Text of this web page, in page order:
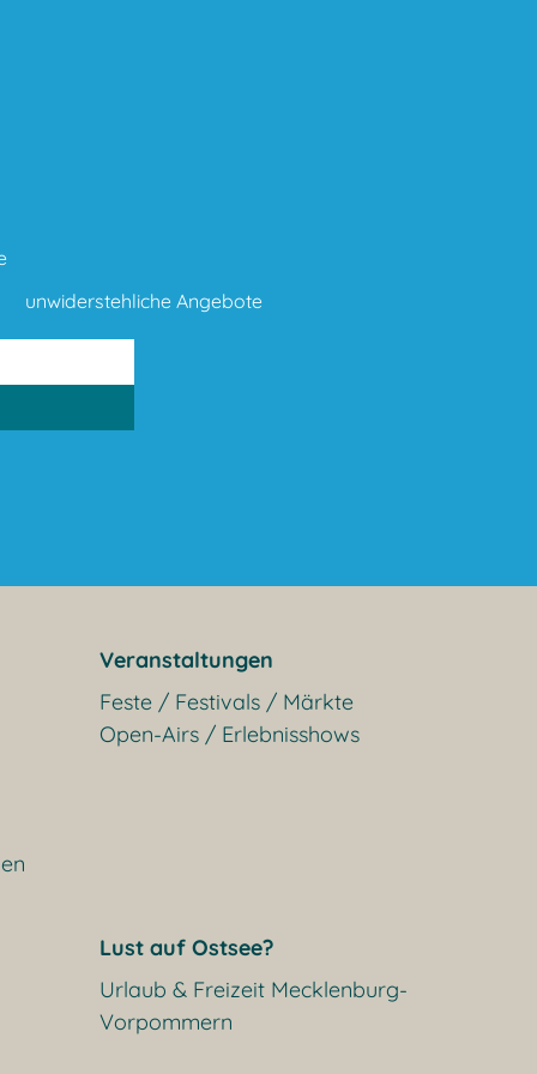
unwiderstehliche Angebote
Veranstaltungen
Feste / Festivals / Märkte
Open-Airs / Erlebnisshows
Lust auf Ostsee?
Urlaub & Freizeit Mecklenburg-
Vorpommern